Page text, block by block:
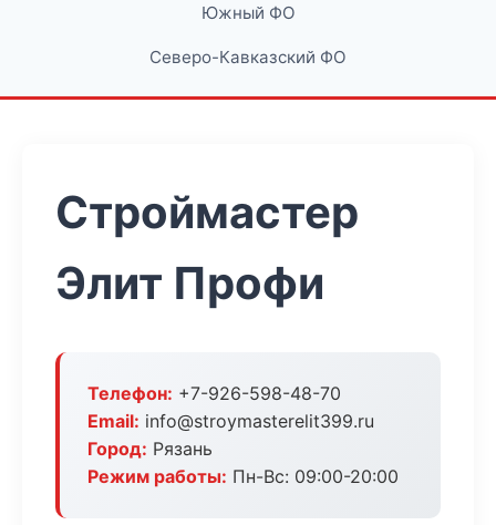
Южный ФО
Северо-Кавказский ФО
Строймастер
Элит Профи
Телефон: +7-926-598-48-70
Email: info@stroymasterelit399.ru
Город: Рязань
Режим работы: Пн-Вс: 09:00-20:00